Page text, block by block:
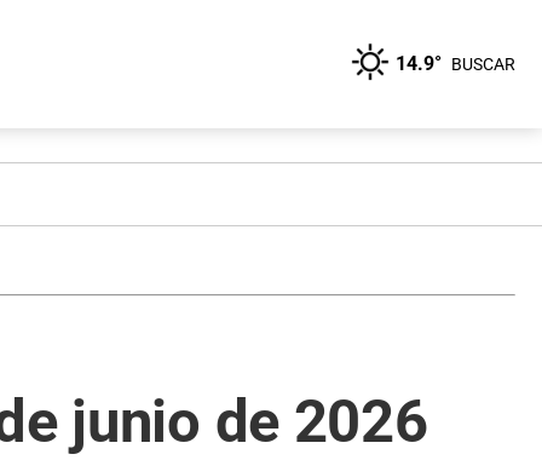
14.9° BUSCAR
junio de 2026